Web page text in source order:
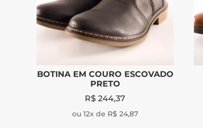
BOTINA EM COURO ESCOVADO
PRETO
R$ 244,37
ou 12x de R$ 24,87